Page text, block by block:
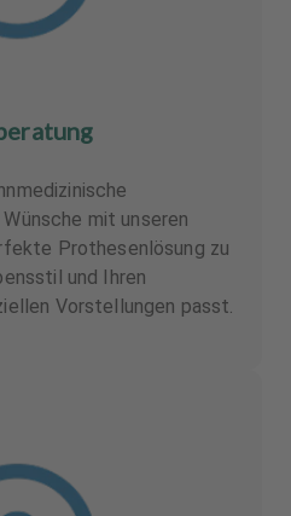
mit unseren
Prothesenlösung zu
und Ihren
Vorstellungen passt.